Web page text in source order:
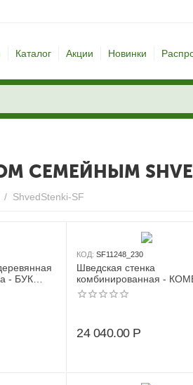
Каталог Акции Новинки
/ ShvedStenki-SF
- БУК
+
+
КОД: SF11248_230
Шведская стенка
комбинированная -
ТРДШС+3 (стенка +
рукоход из дерева с
кольца)
24 040.00 Р